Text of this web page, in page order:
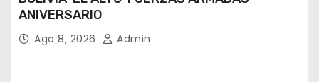
ANIVERSARIO
Ago 8, 2026 Admin